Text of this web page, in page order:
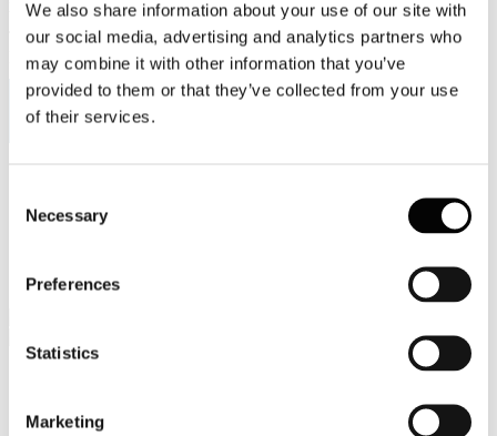
We also share information about your use of our site with
our social media, advertising and analytics partners who
may combine it with other information that you’ve
provided to them or that they’ve collected from your use
of their services.
Selection
Necessary
Preferences
Statistics
Marketing
Viale Pasteur, 8/10 - 00144 Roma
Tel. +39 06-591.91.31/40
Fax. +39 06-591.0876
Sala stampa
4 settembre 2019, Bruxelles "Evento #PaperPresents"